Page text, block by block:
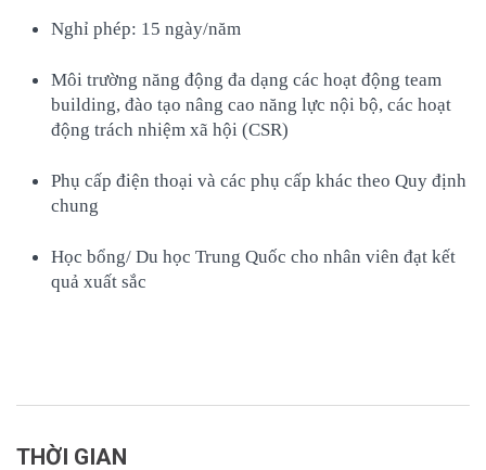
Nghỉ phép: 15 ngày/năm
Môi trường năng động đa dạng các hoạt động team
building, đào tạo nâng cao năng lực nội bộ, các hoạt
động trách nhiệm xã hội (CSR)
Phụ cấp điện thoại và các phụ cấp khác theo Quy định
chung
Học bổng/ Du học Trung Quốc cho nhân viên đạt kết
quả xuất sắc
THỜI GIAN